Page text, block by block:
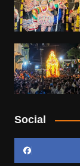
Social